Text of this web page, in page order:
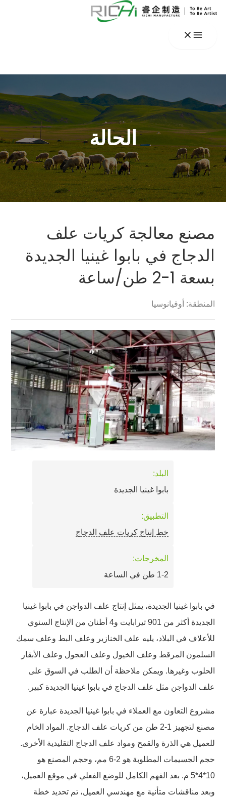
تخطي
المحتوى
الحالة
مصنع معالجة كريات علف
الدجاج في بابوا غينيا الجديدة
بسعة 1-2 طن/ساعة
المنطقة: أوقيانوسيا
البلد:
بابوا غينيا الجديدة
التطبيق:
خط إنتاج كريات علف الدجاج
المخرجات:
1-2 طن في الساعة
في بابوا غينيا الجديدة، يمثل إنتاج علف الدواجن في بابوا غينيا
الجديدة أكثر من 901 تيرابايت و4 أطنان من الإنتاج السنوي
للأعلاف في البلاد، يليه علف الخنازير وعلف البط وعلف سمك
السلمون المرقط وعلف الخيول وعلف العجول وعلف الأبقار
الحلوب وغيرها. ويمكن ملاحظة أن الطلب في السوق على
علف الدواجن مثل علف الدجاج في بابوا غينيا الجديدة كبير.
مشروع التعاون مع العملاء في بابوا غينيا الجديدة عبارة عن
مصنع لتجهيز 1-2 طن من كريات علف الدجاج. المواد الخام
للعميل هي الذرة والقمح ومواد علف الدجاج التقليدية الأخرى.
حجم الجسيمات المطلوبة هو 2-6 مم، وحجم المصنع هو
10*4*5 م. بعد الفهم الكامل للوضع الفعلي في موقع العميل،
وبعد مناقشات متأنية مع مهندسي العميل، تم تحديد خطة